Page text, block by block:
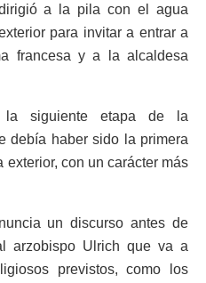
a la pila con el agua
para invitar a entrar a
francesa y a la alcaldesa
siguiente etapa de la
debía haber sido la primera
con un carácter más
un discurso antes de
arzobispo Ulrich que va a
previstos, como los